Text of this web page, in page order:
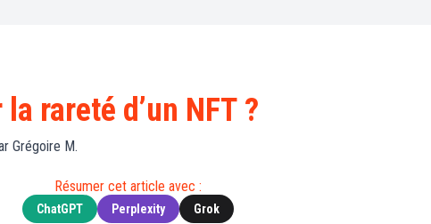
Actu
Web3
Actu
People
XRP
(XRP)
Dogecoin
(DOGE)
rareté d’un NFT ?
Grégoire M.
Résumer cet article avec :
ChatGPT Perplexity Grok